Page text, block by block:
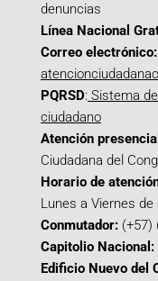
denuncias
Línea Nacional
Correo electrónico:
PQRSD: Sistema
ciudadano
Atención presencial
Ciudadana del
Horario de
Lunes a Viernes
Conmutador: (+57)
Capitolio Nacional:
Edificio Nuevo del